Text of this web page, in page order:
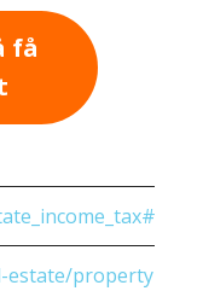
få
estate/property-